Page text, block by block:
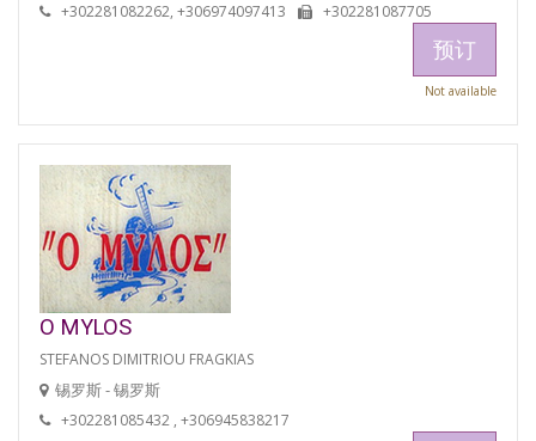
+302281082262, +306974097413 +302281087705
预订
Not available
O MYLOS
STEFANOS DIMITRIOU FRAGKIAS
锡罗斯 - 锡罗斯
+302281085432 , +306945838217